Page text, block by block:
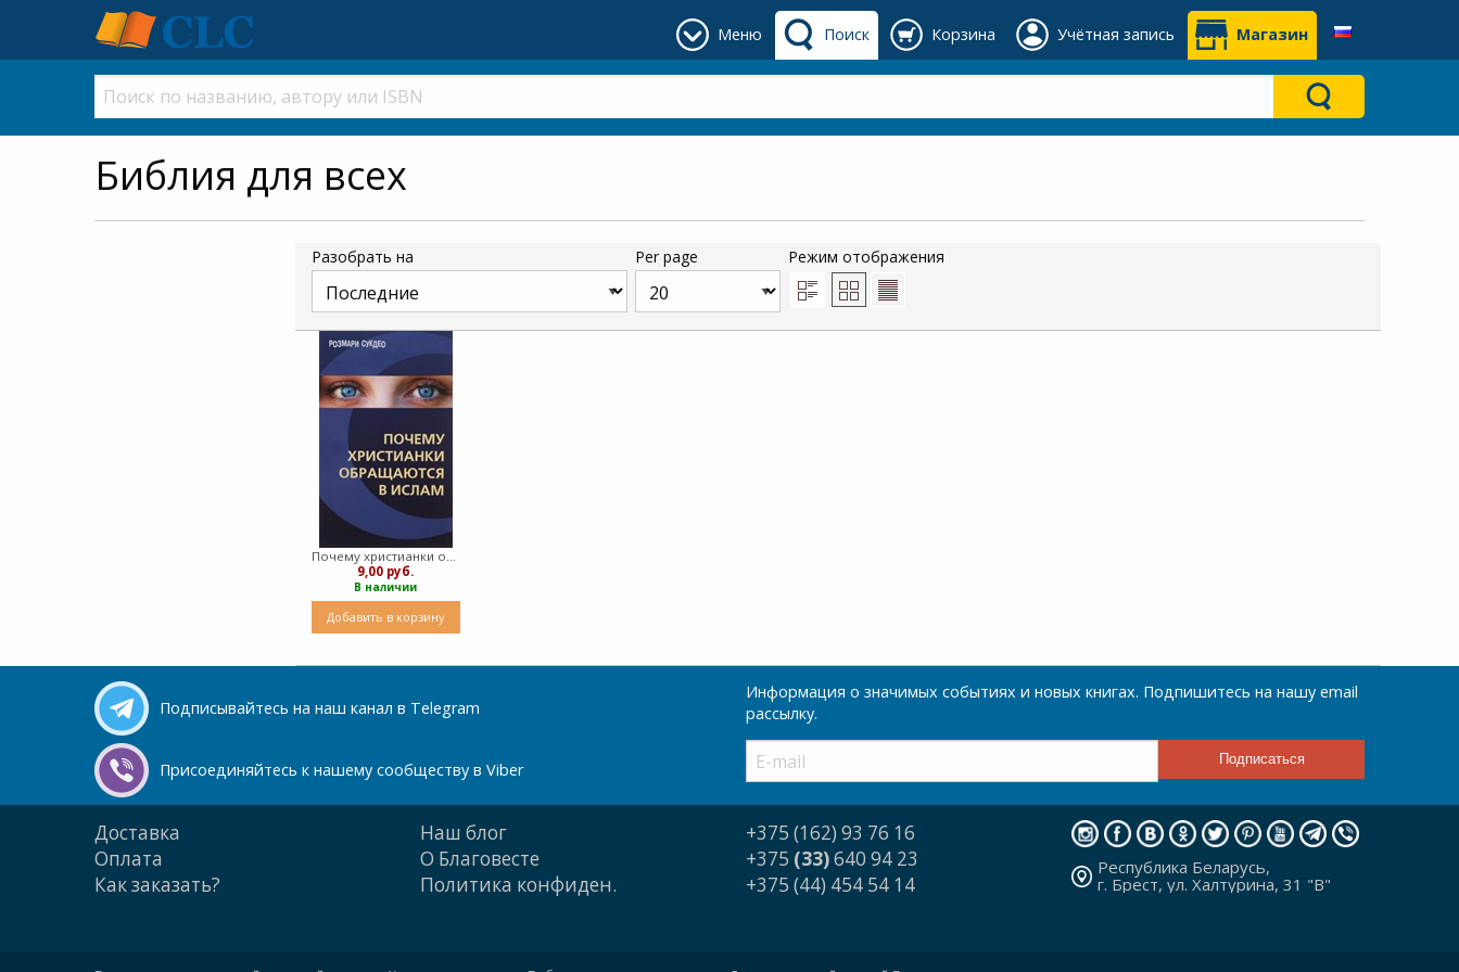
Меню Поиск Корзина Учётная запись Магазин
Библия для всех
Разобрать на Per page Режим отображения
9,00 руб.
В наличии
Добавить в корзину
Подписывайтесь на наш канал в Telegram
Присоединяйтесь к нашему сообществу в Viber
Информация о значимых событиях и новых книгах. Подпишитесь на нашу email
рассылку.
Доставка
Оплата
Как заказать?
Наш блог
О Благовесте
Политика конфиден.
+375 (162) 93 76 16
+375 (33)640 94 23
+375 (44) 454 54 14
Республика Беларусь,
г. Брест, ул. Халтурина, 31 "В"